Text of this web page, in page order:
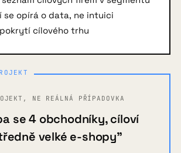
se opírá o data, ne intuici
cílového trhu
NE REÁLNÁ PŘÍPADOVKA
se 4 obchodníky, cíloví
velké e-shopy"